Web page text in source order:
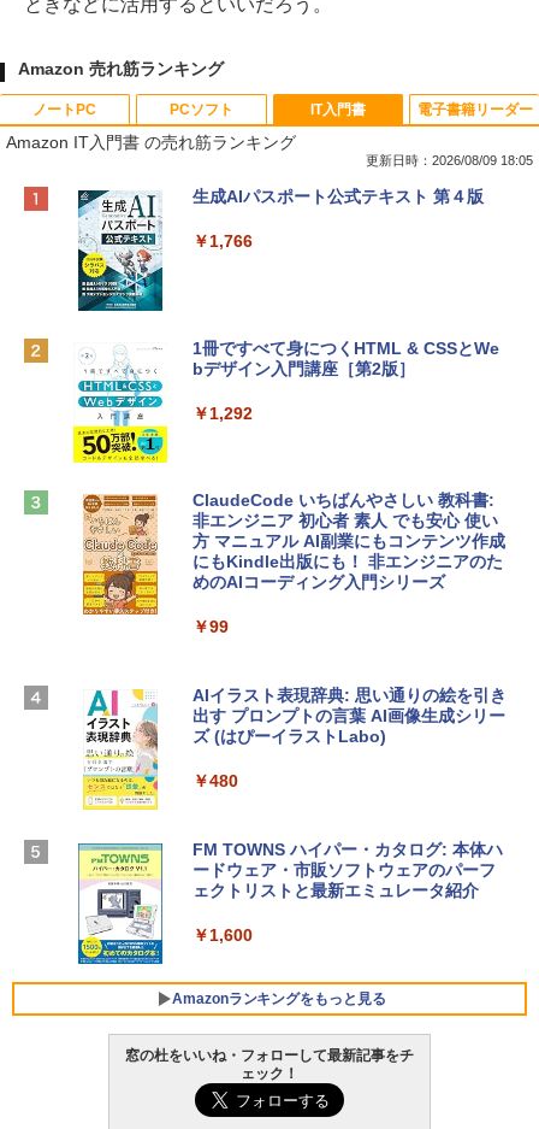
ときなどに活用するといいだろう。
Amazon 売れ筋ランキング
ノートPC
Apple 2026 MacBook Neo A18 Proチッ
e Intelligenceのために設計、Liquid Ret
￥113,748
tomtoc 360°保護 15.6 16インチ パソコ
￥2,952
Apple 2026 MacBook Air M5チップ搭載
13インチノートブック：AIとApple Intell
スプレイ、16GBユニファイドメモリ、1
D - ミッドナイト
￥278,800
SSD インテル Core 5
￥129,800
Core i5/16GB/SSD 512GB/ホワイト) FM
VWK3E15W_AZ
￥139,880
PCソフト
Robloxギフトカード - 800 Robux 【限
インゲームコード】 ロブロックス | オン
Robloxギフトカード - 1000 Robux 【限
インゲームコード】 ロブロックス |オン
Robloxギフトカード - 2,000 Robux 【限
定バーチャルアイテムを含む】 【オンラ
インゲームコード】 ロブロックス | オン
Microsoft Office Home & Business 202
4(最新 永続版)|オンラインコード版|Wind
Windows版 | Minecraft (マインクラフ
ト): Java & Bedrock Edition | オンライ
IT入門書
Amazon IT入門書 の売れ筋ランキング
更新日時：2026/08/09 18:05
生成AIパスポート公式テキスト 第４版
￥1,766
1冊ですべて身につくHTML & CSSとWe
bデザイン入門講座［第2版］
￥1,292
ClaudeCode いちばんやさしい 教科書:
非エンジニア 初心者 素人 でも安心 使い
方 マニュアル AI副業にもコンテンツ作成
にもKindle出版にも！ 非エンジニアのた
めのAIコーディング入門シリーズ
￥99
AIイラスト表現辞典: 思い通りの絵を引き
出す プロンプトの言葉 AI画像生成シリー
ズ (はぴーイラストLabo)
￥480
FM TOWNS ハイパー・カタログ: 本体ハ
ードウェア・市販ソフトウェアのパーフ
ェクトリストと最新エミュレータ紹介
￥1,600
Amazonランキングをもっと見る
電子書籍リーダー
Amazon Kindle - 目に優しい、かさばら
ない、大きな画面で読みやすい、6週間持
窓の杜をいいね・フォローして最新記事をチ
ェック！